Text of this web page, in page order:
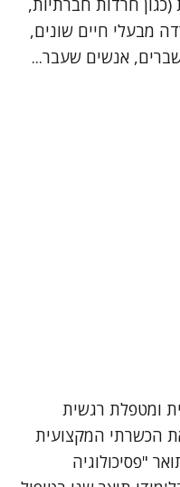
חרדות חברתיות,
מבעלי חיים שונים,
אנשים שעבר...
ומטפלת רגשית
הכשרתי המקצועית
"פסיכולוגיה